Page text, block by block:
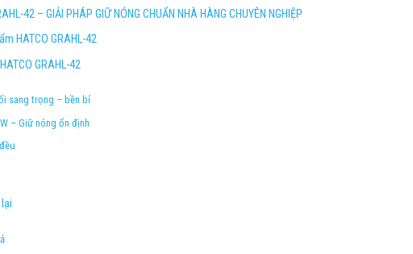
42 – GIẢI PHÁP GIỮ NÓNG CHUẨN NHÀ HÀNG CHUYÊN NGHIỆP
HATCO GRAHL-42
GRAHL-42
sang trọng – bền bỉ
– Giữ nóng ổn định